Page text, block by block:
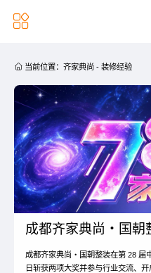

 当前位置： 齐家典尚 - 装修经验
成都齐家典尚・国朝
成都齐家典尚・国朝整装在第 28 届
日斩获两项大奖并参与行业交流、